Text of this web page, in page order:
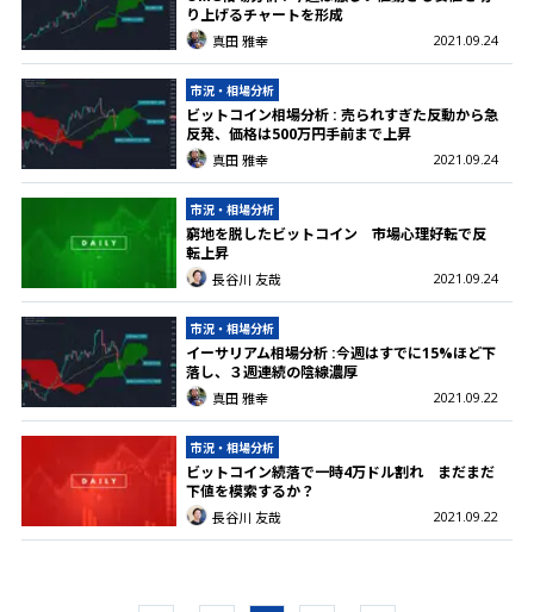
り上げるチャートを形成
真田 雅幸 2021.09.24
市況・相場分析
ビットコイン相場分析 : 売られすぎた反動から急
反発、価格は500万円手前まで上昇
真田 雅幸 2021.09.24
市況・相場分析
窮地を脱したビットコイン 市場心理好転で反
転上昇
長谷川 友哉 2021.09.24
市況・相場分析
イーサリアム相場分析 :今週はすでに15%ほど下
落し、３週連続の陰線濃厚
真田 雅幸 2021.09.22
市況・相場分析
ビットコイン続落で一時4万ドル割れ まだまだ
下値を模索するか？
長谷川 友哉 2021.09.22